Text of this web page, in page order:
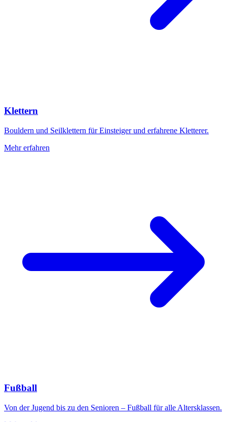
Klettern
Bouldern und Seilklettern für Einsteiger und erfahrene Kletterer.
Mehr erfahren
Fußball
Von der Jugend bis zu den Senioren – Fußball für alle Altersklassen.